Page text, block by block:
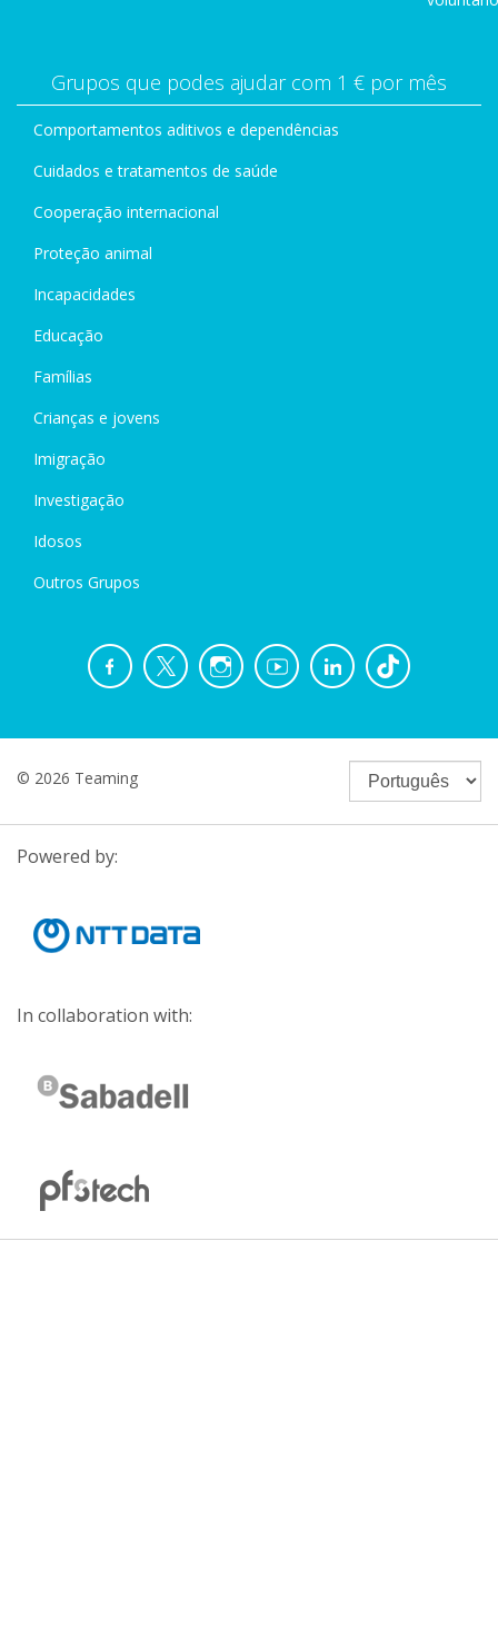
Grupos que podes ajudar com 1 € por mês
Comportamentos aditivos e dependências
Cuidados e tratamentos de saúde
Cooperação internacional
Proteção animal
Incapacidades
Educação
Famílias
Crianças e jovens
Imigração
Investigação
Idosos
Outros Grupos
© 2026 Teaming
Powered by:
In collaboration with: